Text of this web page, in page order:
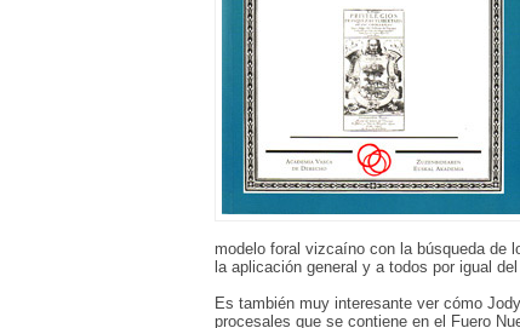
modelo foral vizcaíno con la búsqueda de
la aplicación general y a todos por igual
Es también muy interesante ver cómo
procesales que se contiene en el Fuero